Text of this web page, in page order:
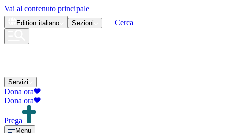
Vai al contenuto principale
Edition italiano Sezioni Cerca
Servizi
Dona ora
Dona ora
Prega
Menu